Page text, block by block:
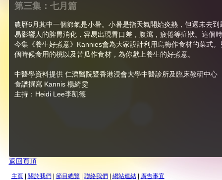
第三集：七月篇
農曆6月其中一個節氣是小暑。小暑是指天氣開始炎熱，但還未去
易影響人的脾胃消化，容易出現胃口差，腹瀉，疲倦等症狀。這個
今集《養生好煮意》Kannies會為大家設計利用烏梅作食材的菜式
個時候食用的桃以及苦瓜作食材，為你獻上養生的好煮意。
中醫學資料提供 仁濟醫院暨香港浸會大學中醫診所及臨床教研中心
食譜撰寫 Kannis 楊綺雯
主持：Heidi Lee李凱德
返回頁頂
主頁| 關於我們| 節目總覽| 聯絡我們| 網站連結| 廣告事宜